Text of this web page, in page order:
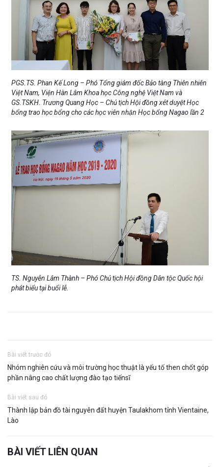
PGS.TS. Phan Kế Long – Phó Tổng giám đốc Bảo tàng Thiên nhiên
Việt Nam, Viện Hàn Lâm Khoa học Công nghệ Việt Nam và
GS.TSKH. Trương Quang Học – Chủ tịch Hội đồng xét duyệt Học
bổng trao học bổng cho các học viên nhận Học bổng Nagao lần 2
TS. Nguyễn Lâm Thành – Phó Chủ tịch Hội đồng Dân tộc Quốc hội
phát biểu tại buổi lễ.
Bài viết trước đó
Nhóm nghiên cứu và môi trường học thuật là yếu tố then chốt góp
phần nâng cao chất lượng đào tạo tiếnsĩ
Bài viết sau đó
Thành lập bản đồ tài nguyên đất huyện Taulakhom tỉnh Vientaine,
Lào
BÀI VIẾT LIÊN QUAN